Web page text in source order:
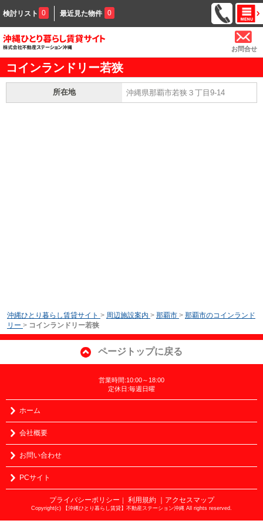
検討リスト 0 最近見た物件 0
お問合せ
コインランドリー若狭
所在地 沖縄県那覇市若狭３丁目9-14
沖縄ひとり暮らし賃貸サイト > 周辺施設案内 > 那覇市 > 那覇市のコインランド
リー > コインランドリー若狭
ページトップに戻る
営業時間:10:00～18:00
定休日:毎週日曜
ホーム
会社概要
お問い合わせ
PCサイト
プライバシーポリシー ｜ 利用規約 ｜アクセスマップ
Copyright(c) 【沖縄ひとり暮らし賃貸】不動産ステーション沖縄 All rights reserved.